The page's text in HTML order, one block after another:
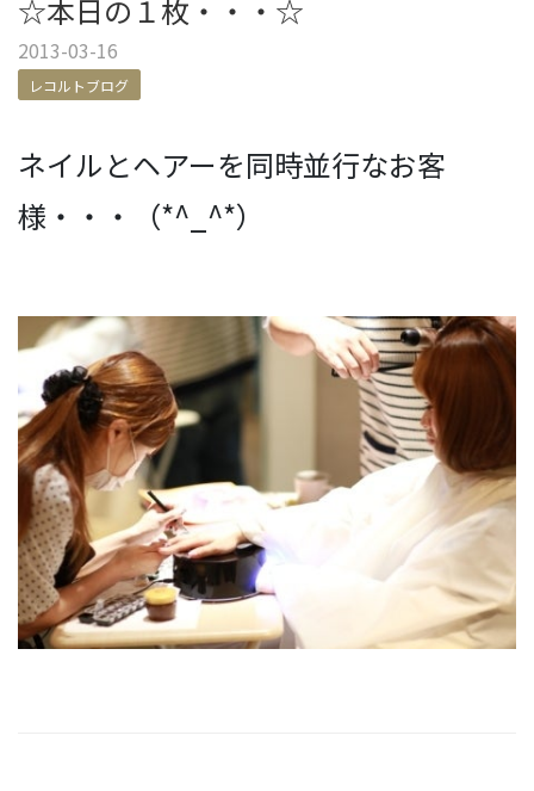
☆本日の１枚・・・☆
2013-03-16
レコルトブログ
ネイルとヘアーを同時並行なお客
様・・・（*^_^*）